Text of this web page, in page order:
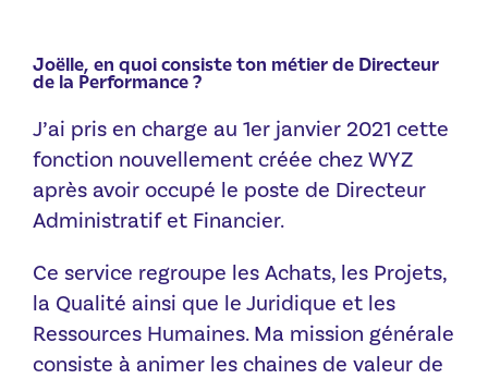
Joëlle, en quoi consiste ton métier de Directeur
de la Performance ?
J’ai pris en charge au 1er janvier 2021 cette
fonction nouvellement créée chez WYZ
après avoir occupé le poste de Directeur
Administratif et Financier.
Ce service regroupe les Achats, les Projets,
la Qualité ainsi que le Juridique et les
Ressources Humaines. Ma mission générale
consiste à animer les chaines de valeur de